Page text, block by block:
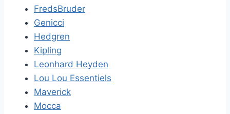
FredsBruder
Genicci
Hedgren
Kipling
Leonhard Heyden
Lou Lou Essentiels
Maverick
Mocca